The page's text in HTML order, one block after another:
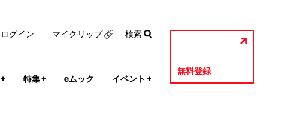
+ 特集+ eムック イベント +
無料登録
ログイン マイクリップ 検索